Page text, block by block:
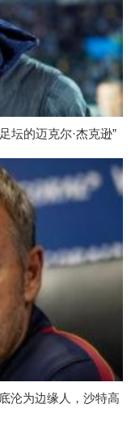
坛的迈克尔·杰克逊”
沦为边缘人，沙特高